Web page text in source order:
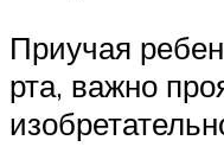
Приучая
рта, важно